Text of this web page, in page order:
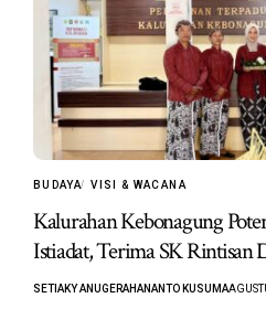
BUDAYA VISI & WACANA
Kalurahan Kebonagung
Istiadat, Terima SK Rintisan
SETIAKY ANUGERAHANANTO KUSUMA